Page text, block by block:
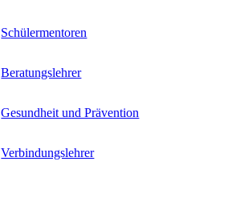
Schülermentoren
Beratungslehrer
Gesundheit und Prävention
Verbindungslehrer